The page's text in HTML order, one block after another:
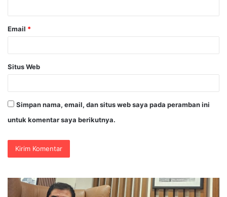
Email *
Situs Web
Simpan nama, email, dan situs web saya pada peramban ini
untuk komentar saya berikutnya.
DVI
Polda